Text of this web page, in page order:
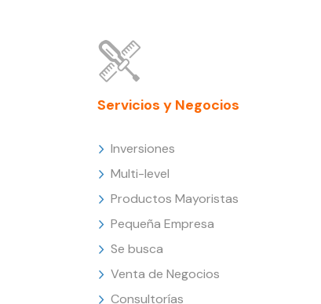
Servicios y Negocios
Inversiones
Multi-level
Productos Mayoristas
Pequeña Empresa
Se busca
Venta de Negocios
Consultorías